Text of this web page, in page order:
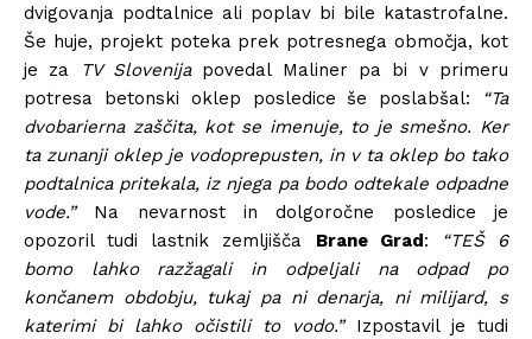
dvigovanja podtalnice ali poplav bi bile katastrofalne.
Še huje, projekt poteka prek potresnega območja, kot
je za
TV Slovenijapovedal Maliner pa bi v primeru
potresa betonski oklep posledice še poslabšal:
“Ta
dvobarierna zaščita, kot se imenuje, to je smešno. Ker
ta zunanji oklep je vodoprepusten, in v ta oklep bo tako
podtalnica pritekala, iz njega pa bodo odtekale odpadne
vode.”Na nevarnost in dolgoročne posledice je
opozoril tudi lastnik zemljišča Brane Grad:
“TEŠ 6
bomo lahko razžagali in odpeljali na odpad po
končanem obdobju, tukaj pa ni denarja, ni milijard, s
katerimi bi lahko očistili to vodo.”Izpostavil je tudi